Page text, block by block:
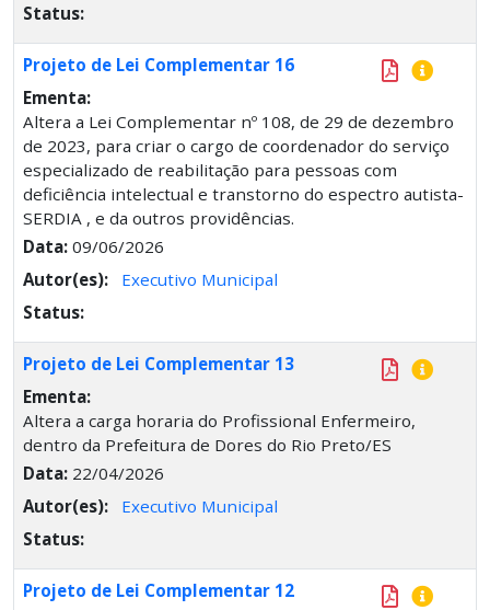
Status:
Projeto de Lei Complementar 16
Ementa:
Altera a Lei Complementar nº 108, de 29 de dezembro
de 2023, para criar o cargo de coordenador do serviço
especializado de reabilitação para pessoas com
deficiência intelectual e transtorno do espectro autista-
SERDIA , e da outros providências.
Data: 09/06/2026
Autor(es):
Executivo Municipal
Status:
Projeto de Lei Complementar 13
Ementa:
Altera a carga horaria do Profissional Enfermeiro,
dentro da Prefeitura de Dores do Rio Preto/ES
Data: 22/04/2026
Autor(es):
Executivo Municipal
Status:
Projeto de Lei Complementar 12